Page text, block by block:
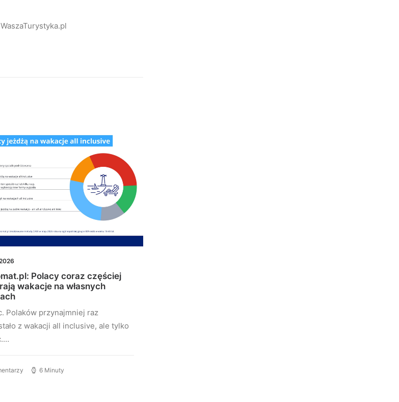
Polacy coraz częściej
wakacje na własnych
Polaków przynajmniej raz
z wakacji all inclusive, ale tylko
6 Minuty